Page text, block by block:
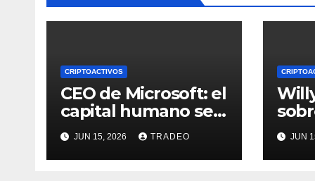
CRIPTOACTIVOS
CEO de Microsoft: el
capital humano se
vuelve más valioso
a medida que crece
la IA
JUN 15, 2026 TRADEO
deJUN